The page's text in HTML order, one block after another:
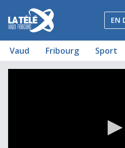
La Télé - Télévision régionale
EN
Vaud Fribourg Sport